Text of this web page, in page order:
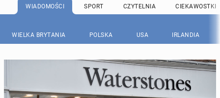
WIADOMOŚCI SPORT CZYTELNIA CIEKAWOSTKI
WIELKA BRYTANIA POLSKA USA IRLANDIA